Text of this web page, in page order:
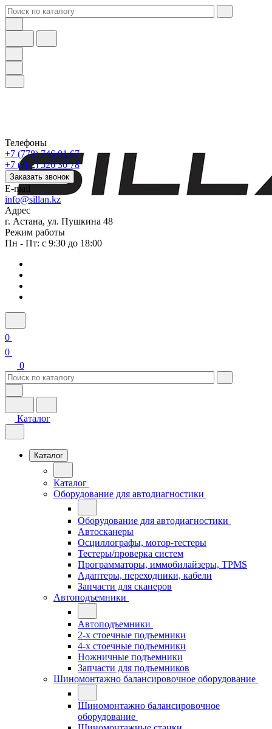
Телефоны
+7 (778) 746 01 67
+7 (702) 526 30 78
Заказать звонок
E-mail
info@sillan.kz
Адрес
г. Астана, ул. Пушкина 48
Режим работы
Пн - Пт: с 9:30 до 18:00
0
0
0
Каталог
Каталог
Каталог
Оборудование для автодиагностики
Оборудование для автодиагностики
Автосканеры
Осциллографы, мотор-тестеры
Тестеры/проверка систем
Программаторы, иммобилайзеры, TPMS
Адаптеры, переходники, кабели
Запчасти для сканеров
Автоподъемники
Автоподъемники
2-х стоечные подъемники
4-х стоечные подъемники
Ножничные подъемники
Запчасти для подъемников
Шиномонтажно балансировочное оборудование
Шиномонтажно балансировочное
оборудование